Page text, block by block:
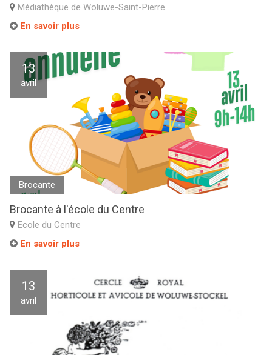
Médiathèque de Woluwe-Saint-Pierre
En savoir plus
13
avril
Brocante
Brocante à l'école du Centre
Ecole du Centre
En savoir plus
13
avril